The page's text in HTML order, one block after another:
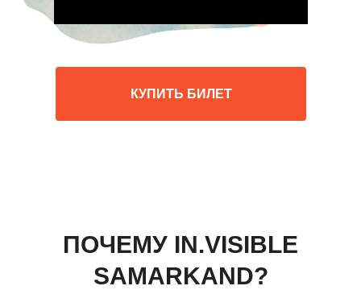
КУПИТЬ БИЛЕТ
ПОЧЕМУ IN.VISIBLE
SAMARKAND?